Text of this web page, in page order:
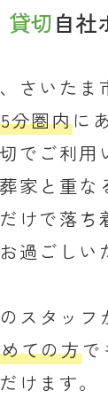
貸切自社
さいたま
分圏内に
でご利用
家と重な
けで落ち
過ごしい
スタッフ
ての方
けます。